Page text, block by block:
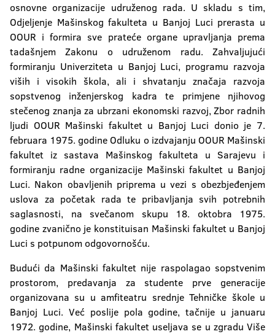
Filološki fakultet
Šumarski fakultet
Institut za genetičke resurse
osnovne organizacije udruženog rada. U skladu s tim,
Odjeljenje Mašinskog fakulteta u Banjoj Luci prerasta u
OOUR i formira sve prateće organe upravljanja prema
tadašnjem Zakonu o udruženom radu. Zahvaljujući
formiranju Univerziteta u Banjoj Luci, programu razvoja
viših i visokih škola, ali i shvatanju značaja razvoja
sopstvenog inženjerskog kadra te primjene njihovog
stečenog znanja za ubrzani ekonomski razvoj, Zbor radnih
ljudi OOUR Mašinski fakultet u Banjoj Luci donio je 7.
februara 1975. godine Odluku o izdvajanju OOUR Mašinski
fakultet iz sastava Mašinskog fakulteta u Sarajevu i
formiranju radne organizacije Mašinski fakultet u Banjoj
Luci. Nakon obavljenih priprema u vezi s obezbjeđenjem
uslova za početak rada te pribavljanja svih potrebnih
saglasnosti, na svečanom skupu 18. oktobra 1975.
godine zvanično je konstituisan Mašinski fakultet u Banjoj
Luci s potpunom odgovornošću.
Budući da Mašinski fakultet nije raspolagao sopstvenim
prostorom, predavanja za studente prve generacije
organizovana su u amfiteatru srednje Tehničke škole u
Banjoj Luci. Već poslije pola godine, tačnije u januaru
1972. godine, Mašinski fakultet useljava se u zgradu Više